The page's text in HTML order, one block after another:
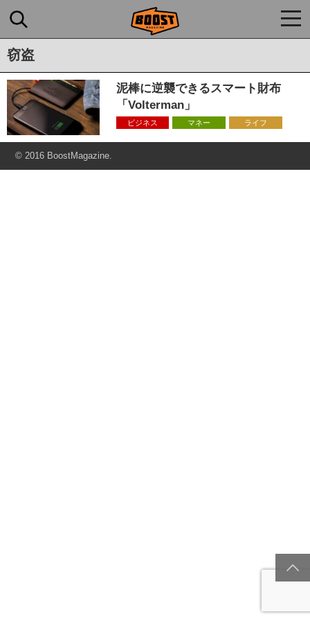
窃盗
泥棒に逆襲できるスマート財布
「Volterman」
ビジネス マネー ライフ
© 2016 BoostMagazine.